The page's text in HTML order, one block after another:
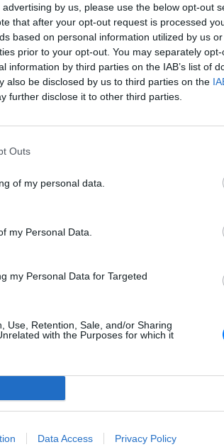
by us, please use the below opt-out
that after your opt-out request is processed
based on personal information utilized by us
prior to your opt-out. You may separately
information by third parties on the IAB’s list of
also be disclosed by us to third parties on the
further disclose it to other third parties.
Outs
of my personal data.
my Personal Data.
my Personal Data for Targeted
Use, Retention, Sale, and/or Sharing
with the Purposes for which it
Data Access Privacy Policy
2
αργού
και μάθετε πρώτοιτα
και ότι σου κάνει κλικ!